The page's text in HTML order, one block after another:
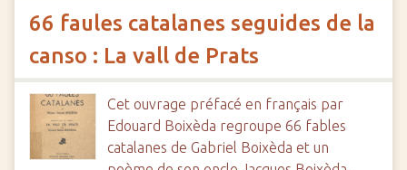
66 faules catalanes seguides de la
canso : La vall de Prats
Cet ouvrage préfacé en français par
Edouard Boixèda regroupe 66 fables
catalanes de Gabriel Boixèda et un